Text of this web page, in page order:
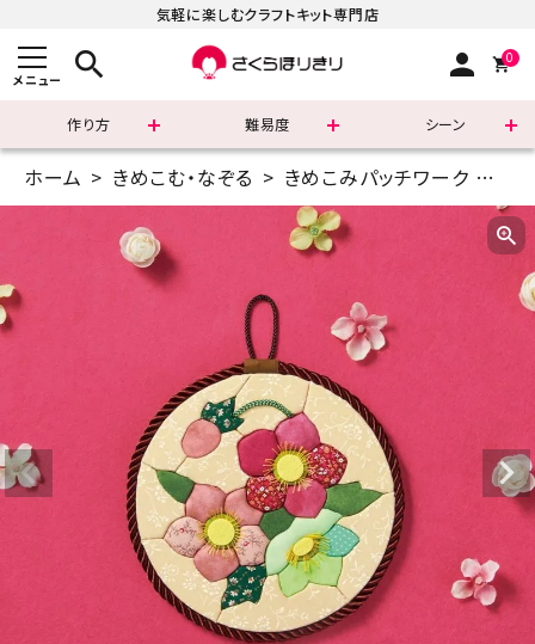
気軽に楽しむクラフトキット専門店
メニュー search person 0
作り方 難易度 シーン
まずはこちら
ショッピングガイド
よくあるご質問
診断チャート
ジャンルで選ぶ
ホーム きめこむ・なぞる きめこみパッチワーク